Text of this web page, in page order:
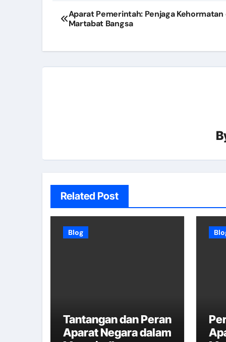
Post
navigation
Aparat Pemerintah: Penjaga Kehormatan
Martabat Bangsa
Related Post
Blog
Tantangan dan Peran
Aparat Negara dalam